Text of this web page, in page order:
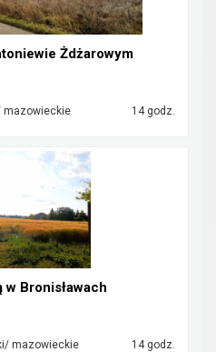
Żdżarowym
14 godz.
Bronisławach
mazowieckie 14 godz.